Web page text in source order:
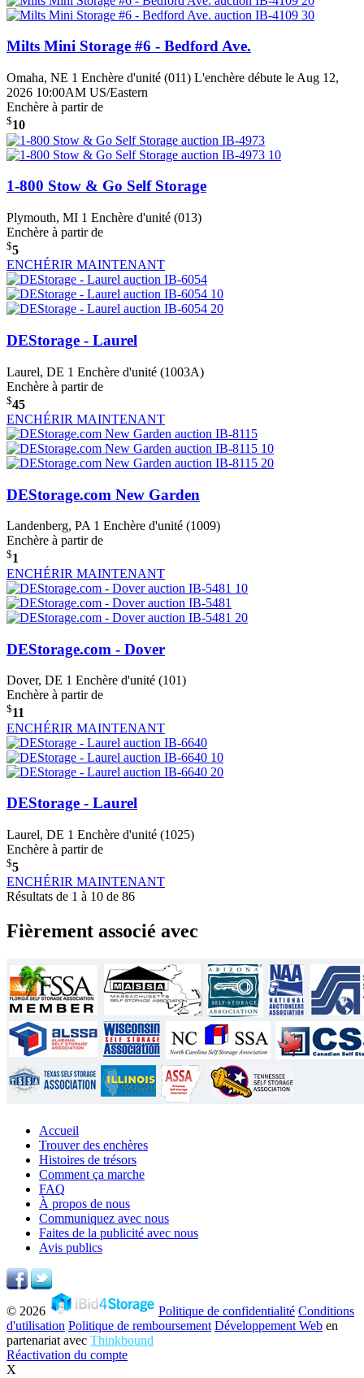
Milts Mini Storage #6 - Bedford Ave.
Omaha, NE 1 Enchère d'unité (011) L'enchère débute le Aug 12,
2026 10:00AM US/Eastern
Enchère à partir de
$10
1-800 Stow & Go Self Storage
Plymouth, MI 1 Enchère d'unité (013)
Enchère à partir de
$5
ENCHÉRIR MAINTENANT
DEStorage - Laurel
Laurel, DE 1 Enchère d'unité (1003A)
Enchère à partir de
$45
ENCHÉRIR MAINTENANT
DEStorage.com New Garden
Landenberg, PA 1 Enchère d'unité (1009)
Enchère à partir de
$1
ENCHÉRIR MAINTENANT
DEStorage.com - Dover
Dover, DE 1 Enchère d'unité (101)
Enchère à partir de
$11
ENCHÉRIR MAINTENANT
DEStorage - Laurel
Laurel, DE 1 Enchère d'unité (1025)
Enchère à partir de
$5
ENCHÉRIR MAINTENANT
Résultats de 1 à 10 de 86
Fièrement associé avec
Accueil
Trouver des enchères
Histoires de trésors
Comment ça marche
FAQ
À propos de nous
Communiquez avec nous
Faites de la publicité avec nous
Avis publics
© 2026 Politique de confidentialité Conditions
d'utilisation Politique de remboursement Développement Web en
partenariat avec Thinkbound
Réactivation du compte
X